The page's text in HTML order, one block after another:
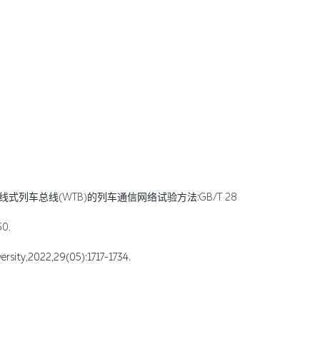
列车总线(WTB)的列车通信网络试验方法:GB/T 28029.13-2025[S].
1734.